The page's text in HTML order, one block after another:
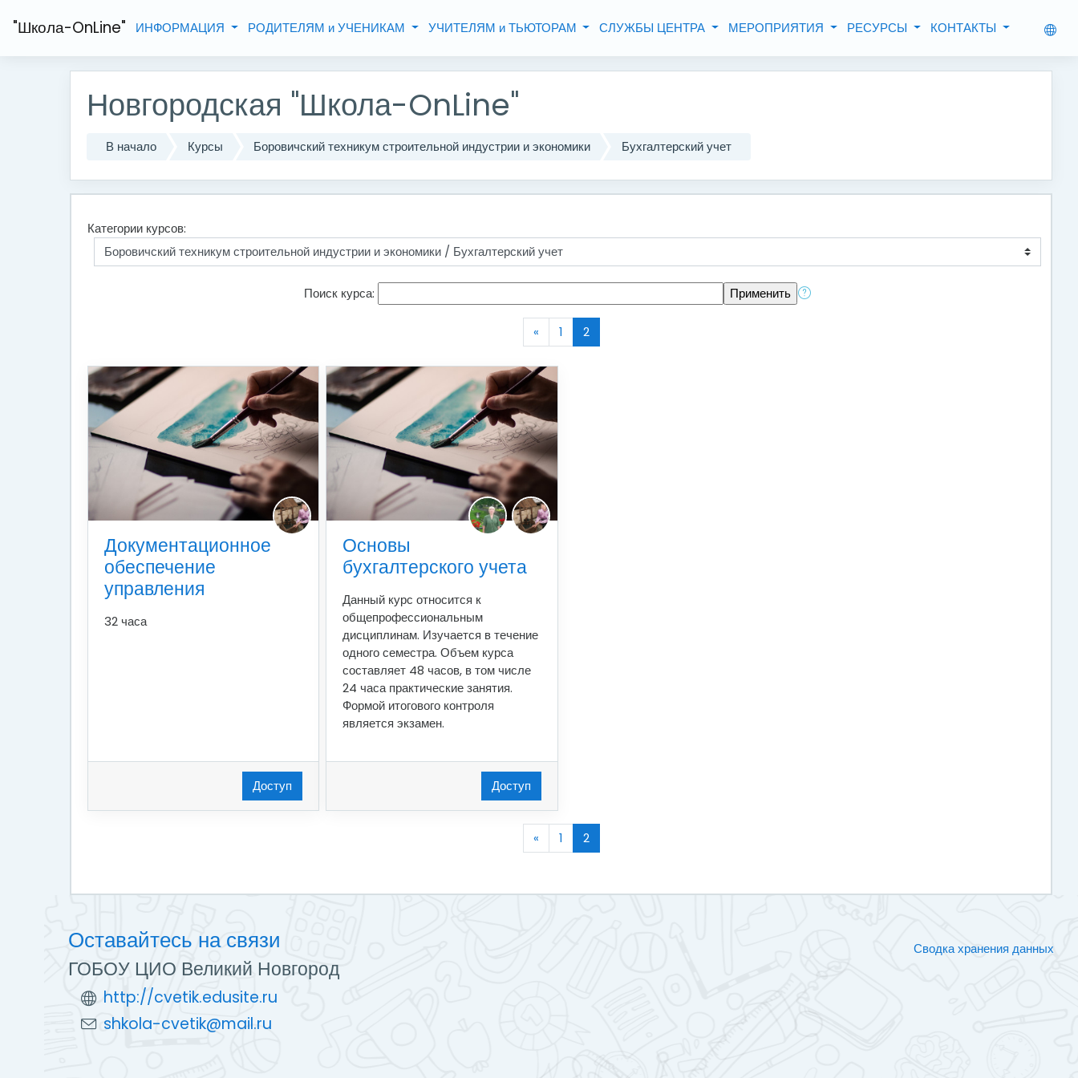
"Школа-OnLine" ИНФОРМАЦИЯ РОДИТЕЛЯМ и УЧЕНИКАМ УЧИТЕЛЯМ и ТЬЮТОРАМ СЛУЖБЫ ЦЕНТРА МЕРОПРИЯТИЯ РЕСУРСЫ КОНТАКТЫ
Новгородская "Школа-OnLine"
В начало Курсы Боровичский техникум строительной индустрии и экономики Бухгалтерский учет
Категории курсов:
Поиск курса:
«
Назад
1
2
(текущая)
Документационное
обеспечение
управления
32 часа
Доступ
Основы
бухгалтерского учета
Данный курс относится к
общепрофессиональным
дисциплинам. Изучается в течение
одного семестра. Объем курса
составляет 48 часов, в том числе
24 часа практические занятия.
Формой итогового контроля
является экзамен.
Доступ
«
Назад
1
2
(текущая)
Оставайтесь на связи
ГОБОУ ЦИО Великий Новгород
http://cvetik.edusite.ru
shkola-cvetik@mail.ru
Сводка хранения данных